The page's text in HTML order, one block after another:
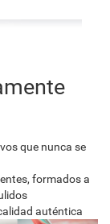
que nunca se
formados a
auténtica